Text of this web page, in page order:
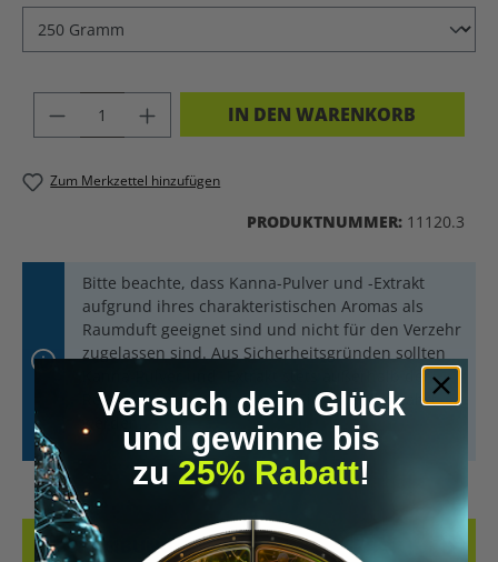
PRODUKT ANZAHL: GIB DEN
IN DEN WARENKORB
Zum Merkzettel hinzufügen
PRODUKTNUMMER: 11120.3
Bitte beachte, dass Kanna-Pulver und -Extrakt
aufgrund ihres charakteristischen Aromas als
Raumduft geeignet sind und nicht für den Verzehr
zugelassen sind. Aus Sicherheitsgründen sollten
Kanna-Pulver und -Extrakt stets außerhalb der
Reichweite von Kindern und Tieren aufbewahrt
werden.
BESCHREIBUNG
Versuch dein Glück
und gewinne bis
zu 25% Rabatt!